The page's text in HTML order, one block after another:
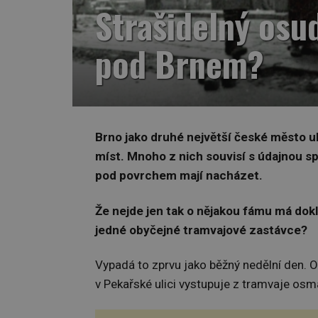
Strašidelný
pod Brnem?
Brno jako druhé největší české město
míst. Mnoho z nich souvisí s údajnou
pod povrchem mají nacházet.
Že nejde jen tak o nějakou fámu má
jedné obyčejné tramvajové zastávce?
Vypadá to zprvu jako běžný nedělní den.
v Pekařské ulici vystupuje z tramvaje